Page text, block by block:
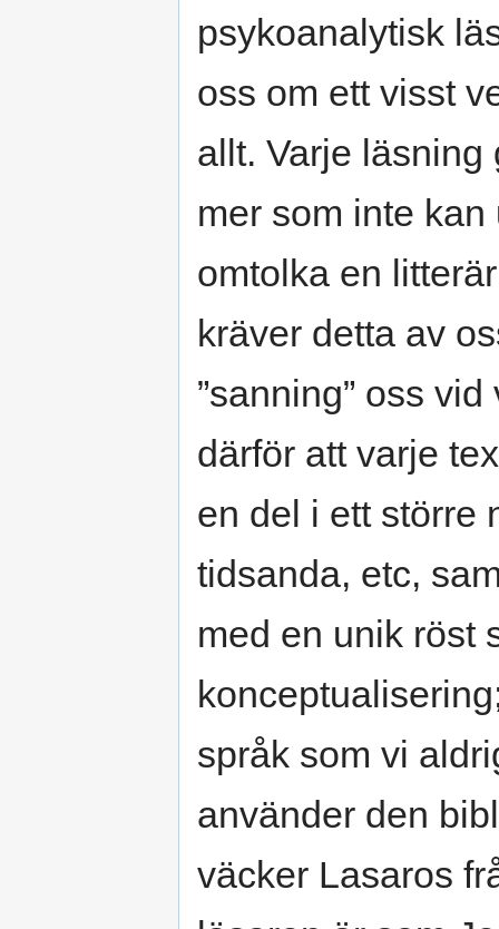
psykoanalytisk
oss om ett visst
allt. Varje läsning
mer som inte
omtolka en
kräver detta av
”sanning” oss
därför att varje
en del i ett större
tidsanda, etc,
med en unik röst
språk som vi
använder den
väcker Lasaros